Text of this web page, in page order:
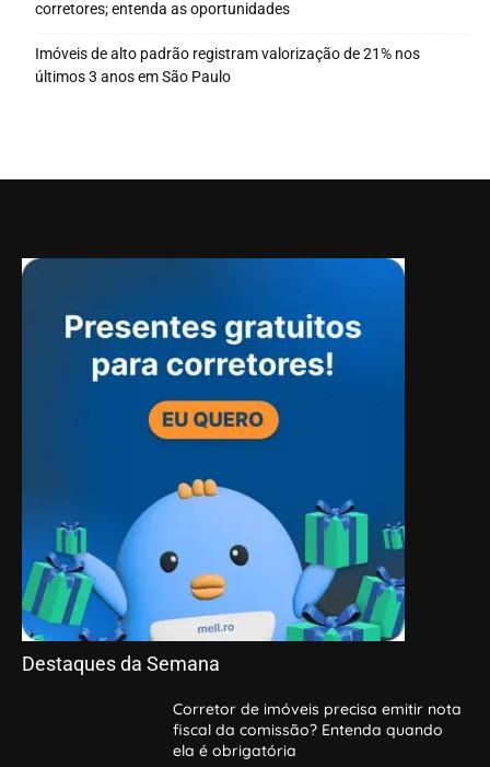
corretores; entenda as oportunidades
Imóveis de alto padrão registram valorização de 21% nos
últimos 3 anos em São Paulo
Destaques da Semana
Corretor de imóveis precisa emitir nota
fiscal da comissão? Entenda quando
ela é obrigatória